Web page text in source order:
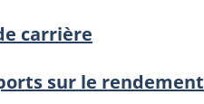
carrière
sur le rendement